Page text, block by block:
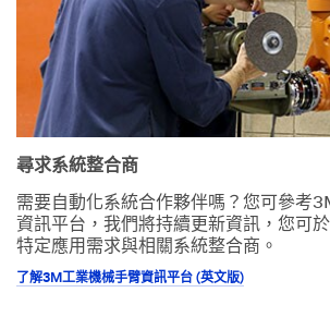
尋求系統整合商
需要自動化系統合作夥伴嗎？您可參考
資訊平台，我們將持續更新資訊，您可
特定應用需求與相關系統整合商。
了解3M工業機械手臂資訊平台 (英文版)